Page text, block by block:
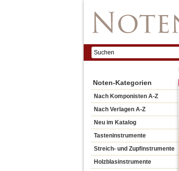
Noten-Kategorien
Nach Komponisten A-Z
Nach Verlagen A-Z
Neu im Katalog
Tasteninstrumente
Streich- und Zupfinstrumente
Holzblasinstrumente